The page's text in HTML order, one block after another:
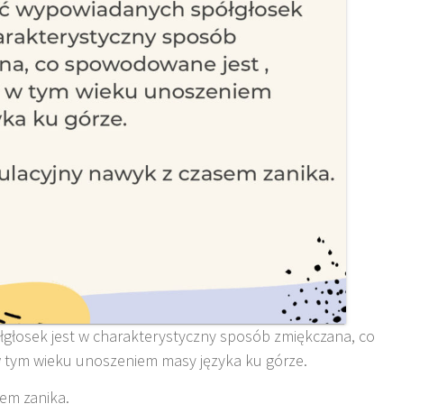
jest w charakterystyczny sposób zmiękczana, co
wieku unoszeniem masy języka ku górze.
zanika.